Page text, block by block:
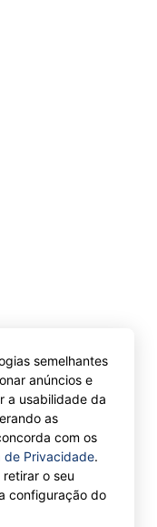
semelhantes
anúncios e
a usabilidade da
as
com os
de Privacidade.
o seu
configuração do